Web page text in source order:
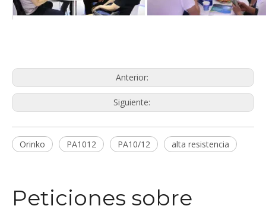
Anterior:
Siguiente:
Orinko PA1012 PA10/12 alta resistencia
Peticiones sobre